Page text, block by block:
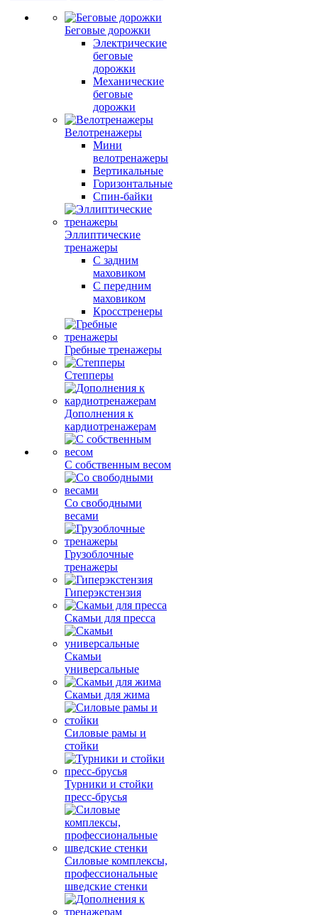
Беговые дорожки
Электрические
беговые
дорожки
Механические
беговые
дорожки
Велотренажеры
Мини
велотренажеры
Вертикальные
Горизонтальные
Спин-байки
Эллиптические
тренажеры
С задним
маховиком
С передним
маховиком
Кросстренеры
Гребные тренажеры
Степперы
Дополнения к
кардиотренажерам
С собственным весом
Со свободными
весами
Грузоблочные
тренажеры
Гиперэкстензия
Скамьи для пресса
Скамьи
универсальные
Скамьи для жима
Силовые рамы и
стойки
Турники и стойки
пресс-брусья
Силовые комплексы,
профессиональные
шведские стенки